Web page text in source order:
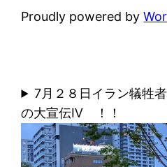
Proudly powered by
7月２８日イラン犠牲
の大宣伝Ⅳ ！！